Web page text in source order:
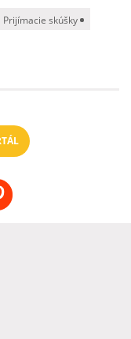
Prijímacie skúšky